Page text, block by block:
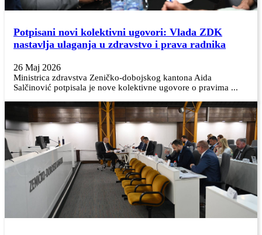
Potpisani novi kolektivni ugovori: Vlada ZDK
nastavlja ulaganja u zdravstvo i prava radnika
26 Maj 2026
Ministrica zdravstva Zeničko-dobojskog kantona Aida
Salčinović potpisala je nove kolektivne ugovore o pravima ...